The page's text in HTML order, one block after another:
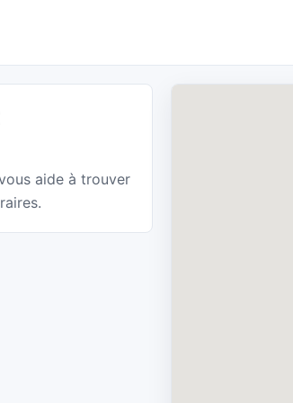
-
aide à trouver